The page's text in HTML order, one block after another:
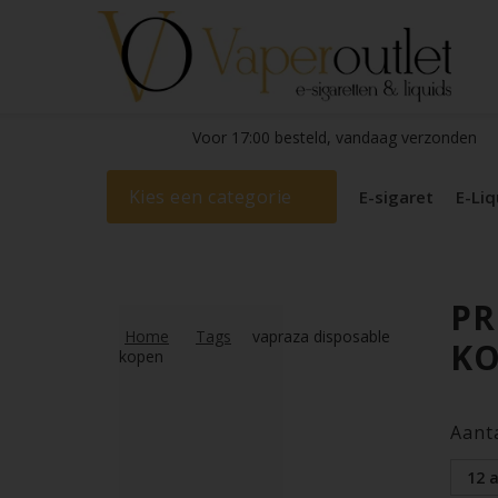
Voor 17:00 besteld, vandaag verzonden
Kies een categorie E-sigaret E-
Home Tags
vapraza disposable
kopen